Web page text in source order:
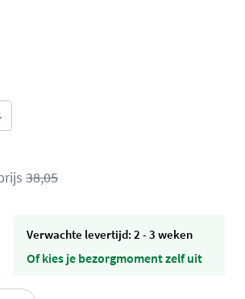
38,05
Verwachte levertijd: 2 - 3 weken
Of kies je bezorgmoment zelf uit